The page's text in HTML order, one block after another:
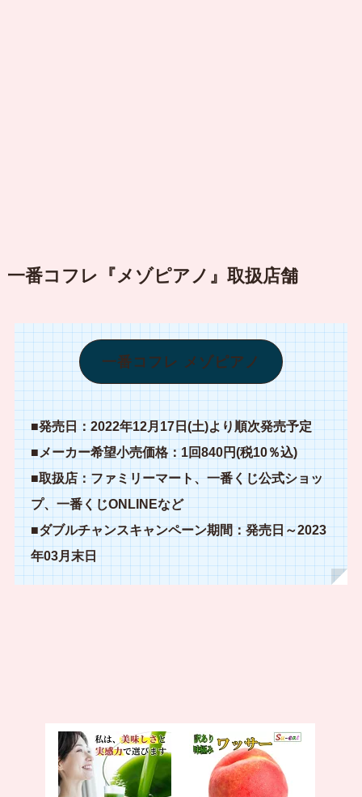
一番コフレ『メゾピアノ』取扱店舗
一番コフレ メゾピアノ
■発売日：2022年12月17日(土)より順次発売予定
■メーカー希望小売価格：1回840円(税10％込)
■取扱店：ファミリーマート、一番くじ公式ショッ
プ、一番くじONLINEなど
■ダブルチャンスキャンペーン期間：発売日～2023
年03月末日